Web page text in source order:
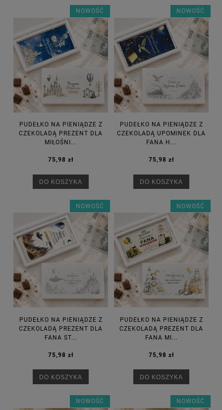
PUDEŁKO NA PIENIĄDZE Z
CZEKOLADĄ PREZENT DLA
MIŁOŚNI...
75,98 zł
DO KOSZYKA
NOWOŚĆ
PUDEŁKO NA PIENIĄDZE Z
CZEKOLADĄ UPOMINEK DLA
FANA H...
75,98 zł
DO KOSZYKA
NOWOŚĆ
PUDEŁKO NA PIENIĄDZE Z
CZEKOLADĄ PREZENT DLA
FANA ST...
75,98 zł
DO KOSZYKA
NOWOŚĆ
PUDEŁKO NA PIENIĄDZE Z
CZEKOLADĄ PREZENT DLA
FANA MI...
75,98 zł
DO KOSZYKA
NOWOŚĆ
NOWOŚĆ NOWOŚĆ